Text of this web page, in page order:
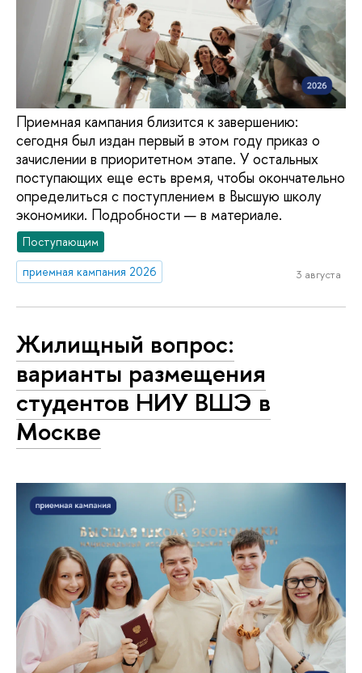
Приемная кампания близится к завершению:
сегодня был издан первый в этом году приказ о
зачислении в приоритетном этапе. У остальных
поступающих еще есть время, чтобы окончательно
определиться с поступлением в Высшую школу
экономики. Подробности — в материале.
Поступающим
приемная кампания 2026
3 августа
Жилищный вопрос:
варианты размещения
студентов НИУ ВШЭ в
Москве